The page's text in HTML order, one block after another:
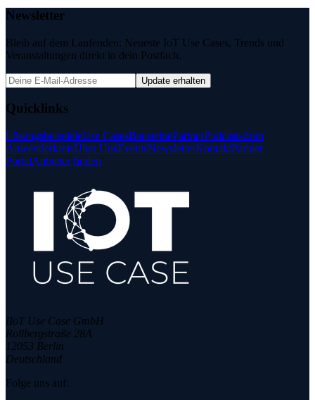
Newsletter
Bleib auf dem Laufenden: Neueste IoT Use Cases, Trends und
Veranstaltungen direkt in dein Postfach.
Update erhalten
Quicklinks
LösungsbeispieleUse CasesBausteinePartnerPodcastsZum
AnwenderkreisÜber UnsEventsNewsletterKontaktPartner
PortalAnbieter finden
IIoT Use Case GmbH
Rollbergstraße 28A
12053 Berlin
Deutschland
Folge uns auf: